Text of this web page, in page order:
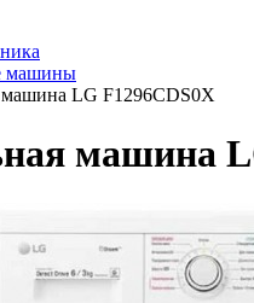
машины
машина LG F1296CDS0X
машина